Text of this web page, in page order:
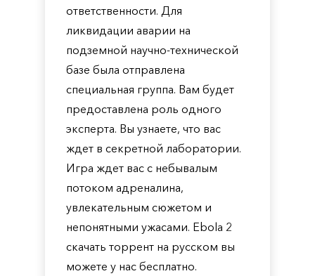
ответственности. Для
ликвидации аварии на
подземной научно-технической
базе была отправлена ​​
специальная группа. Вам будет
предоставлена ​​роль одного
эксперта. Вы узнаете, что вас
ждет в секретной лаборатории.
Игра ждет вас с небывалым
потоком адреналина,
увлекательным сюжетом и
непонятными ужасами. Ebola 2
скачать торрент на русском вы
можете у нас бесплатно.